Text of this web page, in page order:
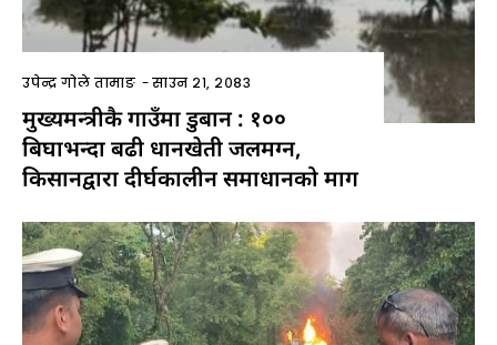
उपेन्द्र गोले तामाङ -साउन २१, २०८३
मुख्यमन्त्रीकै गाउँमा डुबान : १००
बिघाभन्दा बढी धानखेती जलमग्न,
किसानद्वारा दीर्घकालीन समाधानको माग